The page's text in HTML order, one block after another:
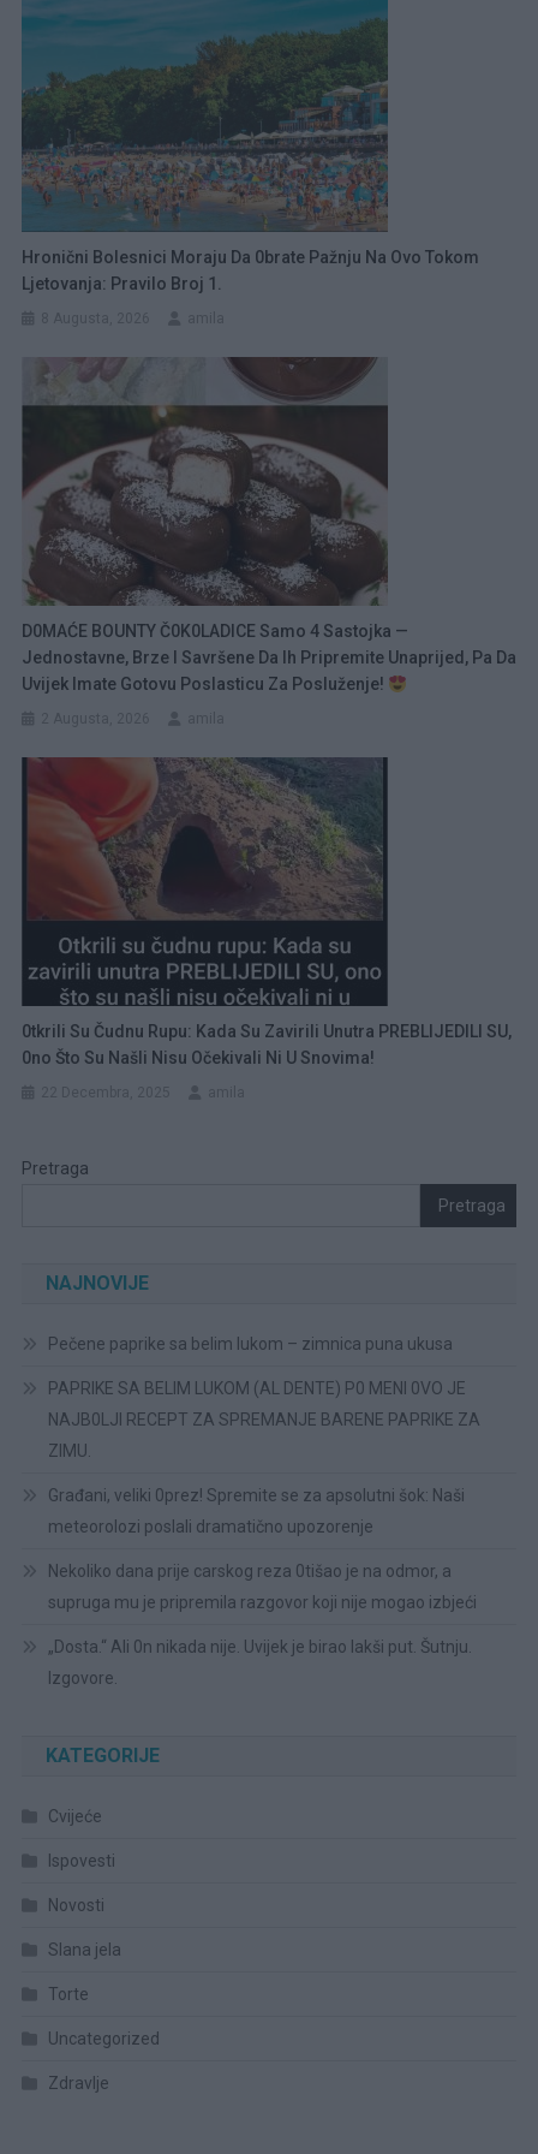
Hronični Bolesnici Moraju Da 0brate Pažnju Na Ovo Tokom
Ljetovanja: Pravilo Broj 1.
D0MAĆE BOUNTY Č0K0LADICE Samo 4 Sastojka —
Jednostavne, Brze I Savršene Da Ih Pripremite Unaprijed, Pa Da
Uvijek Imate Gotovu Poslasticu Za Posluženje!
0tkrili Su Čudnu Rupu: Kada Su Zavirili Unutra PREBLIJEDILI SU,
0no Što Su Našli Nisu Očekivali Ni U Snovima!
Pretraga
Pretraga
NAJNOVIJE
Pečene paprike sa belim lukom – zimnica puna ukusa
PAPRIKE SA BELIM LUKOM (AL DENTE) P0 MENI 0VO JE
NAJB0LJI RECEPT ZA SPREMANJE BARENE PAPRIKE ZA
ZIMU.
Građani, veliki 0prez! Spremite se za apsolutni šok: Naši
meteorolozi poslali dramatično upozorenje
Nekoliko dana prije carskog reza 0tišao je na odmor, a
supruga mu je pripremila razgovor koji nije mogao izbjeći
„Dosta.“ Ali 0n nikada nije. Uvijek je birao lakši put. Šutnju.
Izgovore.
KATEGORIJE
Cvijeće
Ispovesti
Novosti
Slana jela
Torte
Uncategorized
Zdravlje